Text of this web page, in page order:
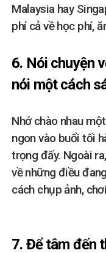
Malaysia hay
phí cả về học phí,
6. Nói chuyện
nói một cách
Nhớ chào nhau
ngon vào buổi tối
trọng đấy. Ngoài
về những điều
cách chụp ảnh,
7. Để tâm đến